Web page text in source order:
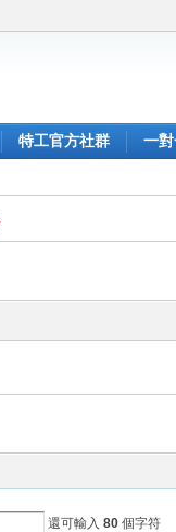
特工官方社群 一
還可輸入 80 個字符